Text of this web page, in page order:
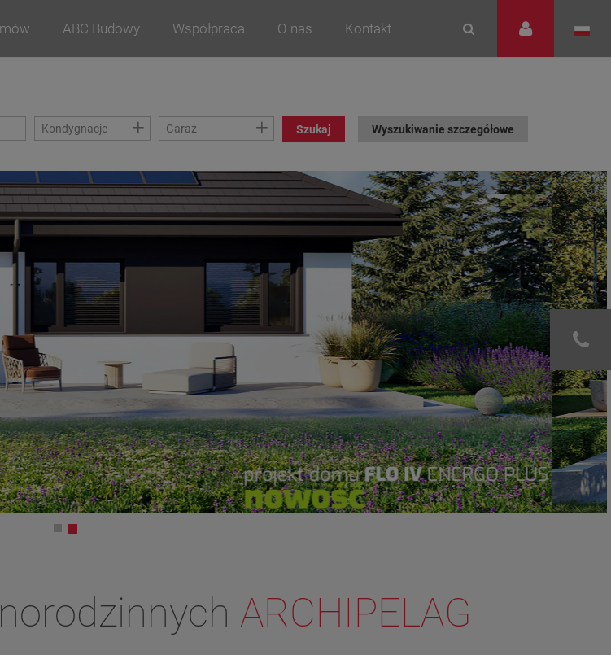
ABC Budowy Współpraca O nas Kontakt
Kondygnacje
+ Garaż + Szukaj Wyszukiwanie szczegółowe
ARCHIPELAG